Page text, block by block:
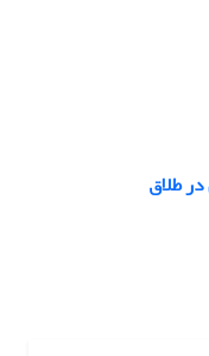
طلاق